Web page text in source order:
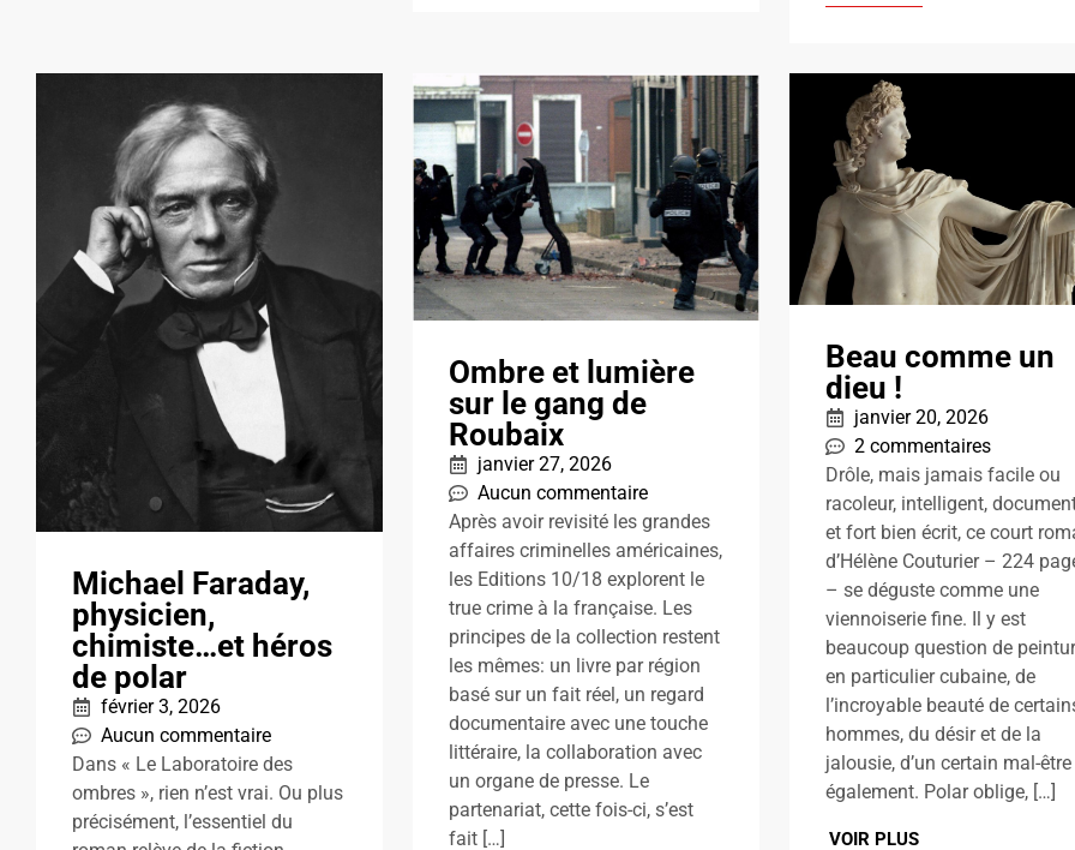
Michael Faraday,
physicien,
chimiste…et héros
de polar
février 3, 2026
Aucun commentaire
Dans « Le Laboratoire des
ombres », rien n’est vrai. Ou plus
précisément, l’essentiel du
Ombre et lumière
sur le gang de
Roubaix
janvier 27, 2026
Aucun commentaire
Après avoir revisité les grandes
affaires criminelles américaines,
les Editions 10/18 explorent le
true crime à la française. Les
principes de la collection restent
les mêmes: un livre par région
basé sur un fait réel, un regard
documentaire avec une touche
littéraire, la collaboration avec
un organe de presse. Le
partenariat, cette fois-ci, s’est
fait […]
Beau comme un
dieu !
janvier 20, 2026
2 commentaires
Drôle, mais jamais facile ou
racoleur, intelligent,
et fort bien écrit, ce court
d’Hélène Couturier – 224
– se déguste comme une
viennoiserie fine. Il y est
beaucoup question de
en particulier cubaine, de
l’incroyable beauté de
hommes, du désir et de la
jalousie, d’un certain mal-être
également. Polar oblige, […]
VOIR PLUS